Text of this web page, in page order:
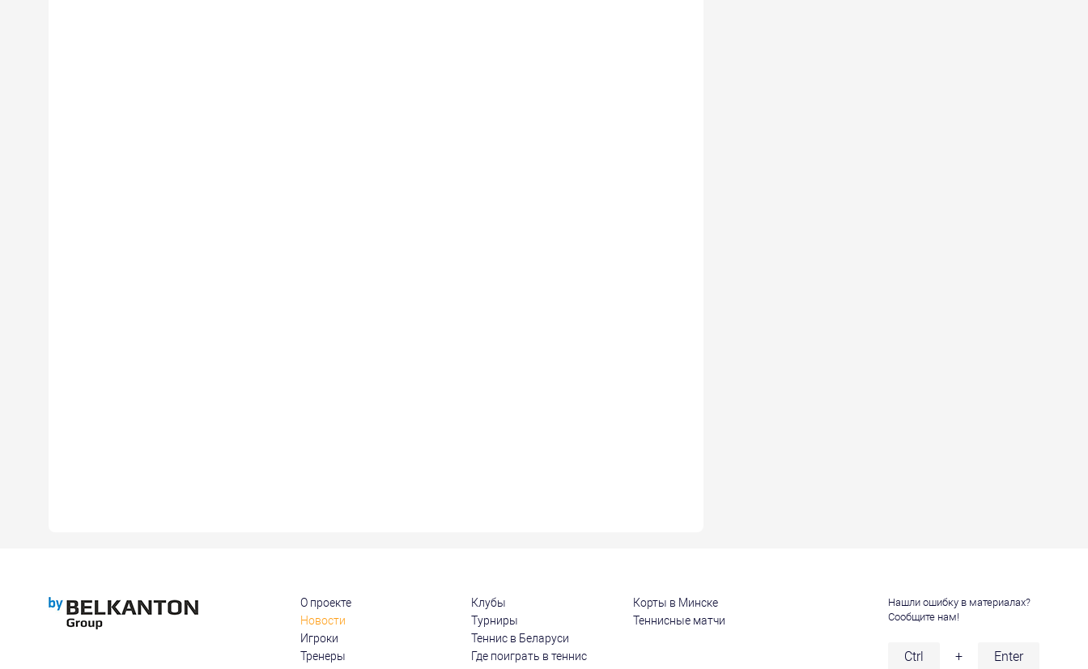
О проекте
Новости
Игроки
Тренеры
Клубы
Турниры
Теннис в Беларуси
Где поиграть в теннис
Корты в Минске
Теннисные матчи
Нашли ошибку в материалах?
Сообщите нам!
Ctrl + Enter